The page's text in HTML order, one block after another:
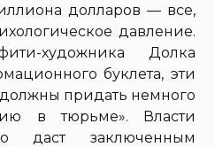
долларов — все,
давление.
художника Долка
буклета, эти
придать немного
в тюрьме». Власти
даст заключенным